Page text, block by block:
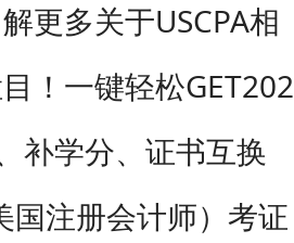
更多关于USCPA相
！一键轻松GET202
补学分、证书互换
国注册会计师）考证